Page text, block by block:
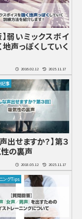
】弱いミックスボイ
声っぽくしていく
2016.02.12 2025.11.17
記事
出せますか？】第３
性の裏声
2018.05.12 2025.11.17
ングTips